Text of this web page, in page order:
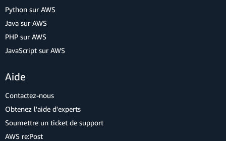
Python sur AWS
Java sur AWS
PHP sur AWS
JavaScript sur AWS
Aide
Contactez-nous
Obtenez l'aide d'experts
Soumettre un ticket de support
AWS re:Post